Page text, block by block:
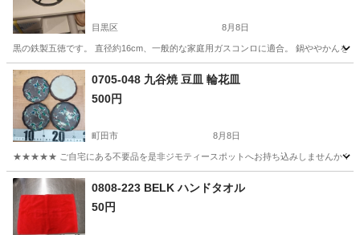
目黒区 8月8日
黒の鉄製五徳です。 直径約16cm、一般的な家庭用ガスコンロに適合。 鍋ややかんを
東京 目黒区 五徳
0705-048 九谷焼 豆皿 輪花皿
500円
町田市 8月8日
★★★★★ ご自宅にある不要品を是非ジモティースポットへお持ち込みしませんか？
東京 町田市
0808-223 BELK ハンドタオル
50円